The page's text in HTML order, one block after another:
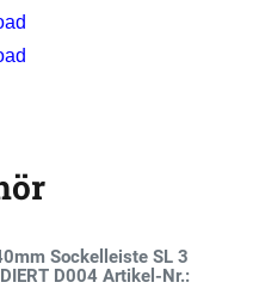
Sockelleiste SL 3
D004 Artikel-Nr.: